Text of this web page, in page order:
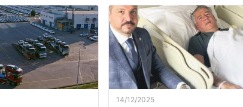
14/12/2025